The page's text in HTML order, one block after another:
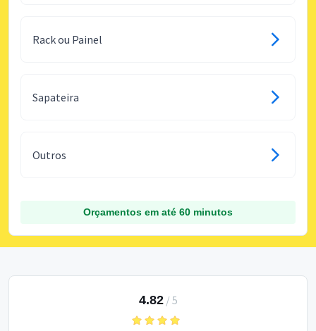
Rack ou Painel
Sapateira
Outros
Orçamentos em até 60 minutos
4.82/ 5